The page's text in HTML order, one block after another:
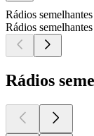
Rádios semelhantes
Rádios semelhantes
Rádios